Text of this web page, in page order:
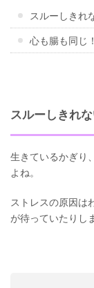
スルーしきれ
心も腸も同じ
スルーしきれ
生きているかぎり
よね。
ストレスの原因は
が待っていたりし